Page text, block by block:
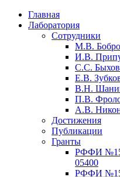
Главная
Лаборатория
Сотрудники
М.В.
И.В.
С.С.
Е.В.
В.Н.
П.В.
А.В.
Достижения
Публикации
Гранты
РФФИ
05400
РФФИ